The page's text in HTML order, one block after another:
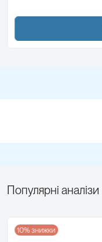
Популярні аналізи
10% знижки